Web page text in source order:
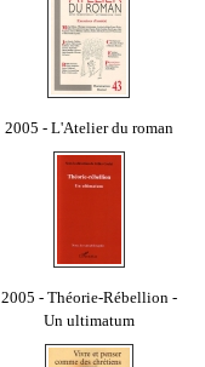
2005 - L'Atelier du roman
2005 - Théorie-Rébellion -
Un ultimatum